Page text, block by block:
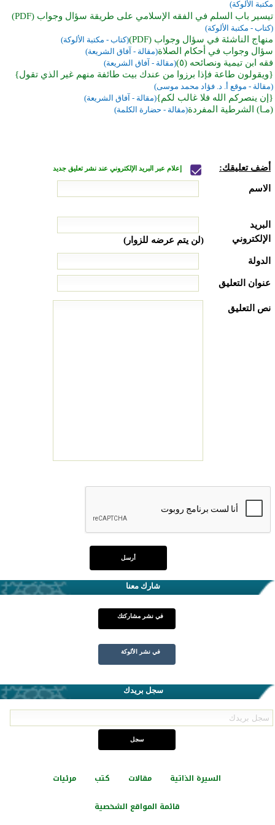
مكتبة الألوكة)
تيسير باب السلم في الفقه الإسلامي على طريقة سؤال وجواب (PDF)
(كتاب - مكتبة الألوكة)
منهاج الناشئة في سؤال وجواب (PDF) (كتاب - مكتبة الألوكة)
سؤال وجواب في أحكام الصلاة(مقالة - آفاق الشريعة)
فقه ابن تيمية ونصائحه (٥) (مقالة - آفاق الشريعة)
{ويقولون طاعة فإذا برزوا من عندك بيت طائفة منهم غير الذي تقول}
(مقالة - موقع أ. د. فؤاد محمد موسى)
{إن ينصركم الله فلا غالب لكم}(مقالة - آفاق الشريعة)
(مـا) الشرطية المفردة(مقالة - حضارة الكلمة)
أضف تعليقك: إعلام عبر البريد الإلكتروني عند نشر تعليق جديد
الاسم
البريد
الإلكتروني
(لن يتم عرضه للزوار)
الدولة
عنوان التعليق
نص التعليق
شارك معنا
في نشر مشاركتك
في نشر الألوكة
سجل بريدك
السيرة الذاتية مقالات كتب مرئيات
قائمة المواقع الشخصية